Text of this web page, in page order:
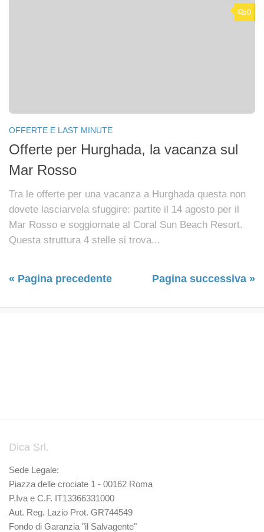
0
OFFERTE E LAST MINUTE
Offerte per Hurghada, la vacanza sul
Mar Rosso
Tra le offerte per una vacanza a Hurghada questa non
dovete lasciarvela sfuggire: partite il 14 agosto per il
Mar Rosso e soggiornate al Coral Sun Beach Resort.
Questa struttura 4 stelle si trova...
« Pagina precedente Pagina successiva »
Dica Srl.
Sede Legale:
Piazza delle crociate 1 - 00162 Roma
P.Iva e C.F. IT13366331000
Aut. Reg. Lazio Prot. GR744549
Fondo di Garanzia "il Salvagente"